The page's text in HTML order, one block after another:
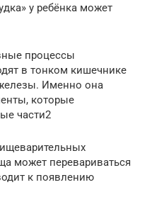
у ребёнка может
процессы
в тонком кишечнике
Именно она
которые
части2
может перевариваться
к появлению